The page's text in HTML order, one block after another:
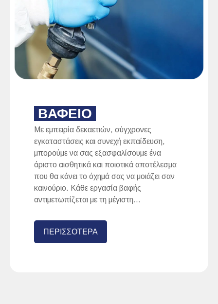
ΒΑΦΕΙΟ
Με εμπειρία δεκαετιών, σύγχρονες
εγκαταστάσεις και συνεχή εκπαίδευση,
μπορούμε να σας εξασφαλίσουμε ένα
άριστο αισθητικά και ποιοτικά αποτέλεσμα
που θα κάνει το όχημά σας να μοιάζει σαν
καινούριο. Κάθε εργασία βαφής
αντιμετωπίζεται με τη μέγιστη...
ΠΕΡΙΣΣΟΤΕΡΑ